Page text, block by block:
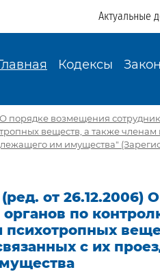
Актуальные
Кодексы
порядке возмещения
веществ, а также членам
им имущества"
от 26.12.2006) О
по
психотропных
с их